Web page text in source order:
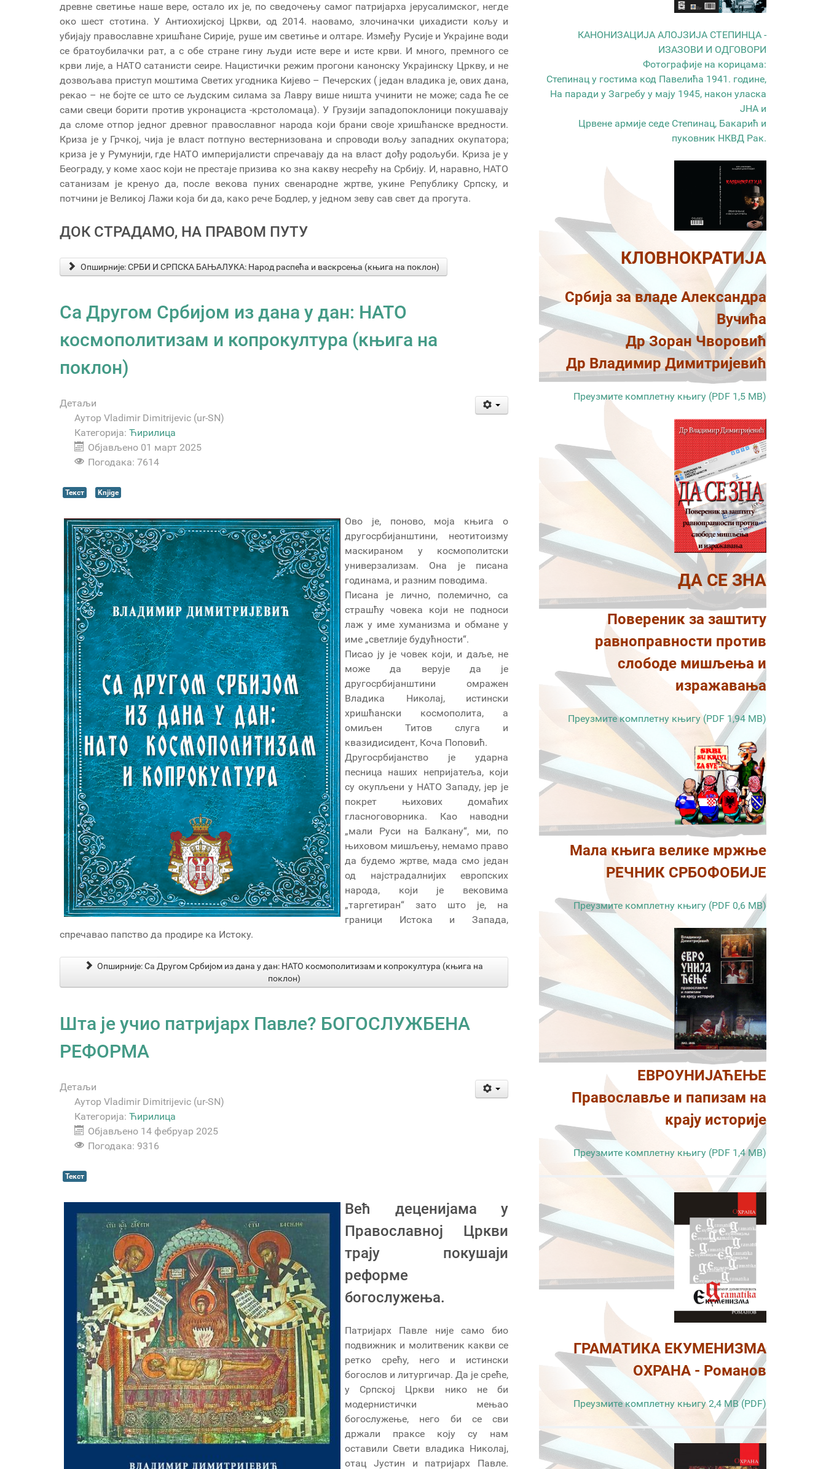
древне светиње наше вере, остало их је, по сведочењу самог патријарха јерусалимског, негде
око шест стотина. У Антиохијској Цркви, од 2014. наовамо, злочиначки џихадисти кољу и
убијају православне хришћане Сирије, руше им светиње и олтаре. Између Русије и Украјине води
се братоубилачки рат, а с обе стране гину људи исте вере и исте крви. И много, премного се
крви лије, а НАТО сатанисти сеире. Нацистички режим прогони канонску Украјинску Цркву, и не
дозвољава приступ моштима Светих угодника Кијево – Печерских ( један владика је, ових дана,
рекао – не бојте се што се људским силама за Лавру више ништа учинити не може; сада ће се
сами свеци борити против укронациста -крстоломаца). У Грузији западопоклоници покушавају
да сломе отпор једног древног православног народа који брани своје хришћанске вредности.
Криза је у Грчкој, чија је власт потпуно вестернизована и спроводи вољу западних окупатора;
криза је у Румунији, где НАТО империјалисти спречавају да на власт дођу родољуби. Криза је у
Београду, у коме хаос који не престаје призива ко зна какву несрећу на Србију. И, наравно, НАТО
сатанизам је кренуо да, после векова пуних свенародне жртве, укине Републику Српску, и
потчини је Великој Лажи која би да, како рече Бодлер, у једном зеву сав свет да прогута.
ДОК СТРАДАМО, НА ПРАВОМ ПУТУ
Опширније: СРБИ И СРПСКА БАЊАЛУКА: Народ распећа и васкрсења (књига на поклон)
Са Другом Србијом из дана у дан: НАТО
космополитизам и копрокултура (књига на
поклон)
Детаљи
Аутор Vladimir Dimitrijevic (ur-SN)
Категорија: Ћирилица
Објављено 01 март 2025
Погодака: 7614
Текст Knjige
Ово је, поново, моја књига о
другосрбијанштини, неотитоизму
маскираном у космополитски
универзализам. Она је писана
годинама, и разним поводима.
Писана је лично, полемично, са
страшћу човека који не подноси
лаж у име хуманизма и обмане у
име „светлије будућности“.
Писао ју је човек који, и даље, не
може да верује да је
другосрбијанштини омражен
Владика Николај, истински
хришћански космополита, а
омиљен Титов слуга и
квазидисидент, Коча Поповић.
Другосрбијанство је ударна
песница наших непријатеља, који
су окупљени у НАТО Западу, јер је
покрет њихових домаћих
гласноговорника. Као наводни
„мали Руси на Балкану“, ми, по
њиховом мишљењу, немамо право
да будемо жртве, мада смо један
од најстрадалнијих европских
народа, који је вековима
„таргетиран“ зато што је, на
граници Истока и Запада,
спречавао папство да продире ка Истоку.
Опширније: Са Другом Србијом из дана у дан: НАТО космополитизам и копрокултура (књига на
поклон)
Шта је учио патријарх Павле? БОГОСЛУЖБЕНА
РЕФОРМА
Детаљи
Аутор Vladimir Dimitrijevic (ur-SN)
Категорија: Ћирилица
Објављено 14 фебруар 2025
Погодака: 9316
Текст
Већ деценијама у
Православној Цркви
трају покушаји
реформе
богослужења.
Патријарх Павле није само био
подвижник и молитвеник какви се
ретко срећу, него и истински
богослов и литургичар. Да је среће,
у Српској Цркви нико не би
модернистички мењао
богослужење, него би се сви
држали праксе коју су нам
оставили Свети владика Николај,
отац Јустин и патријарх Павле.
КАНОНИЗАЦИЈА АЛОЈЗИЈА СТЕПИНЦА -
ИЗАЗОВИ И ОДГОВОРИ
Фотографије на корицама:
Степинац у гостима код Павелића 1941. године,
На паради у Загребу у мају 1945, након уласка
ЈНА и
Црвене армије седе Степинац, Бакарић и
пуковник НКВД Рак.
КЛОВНОКРАТИЈА
Србија за владе Александра
Вучића
Др Зоран Чворовић
Др Владимир Димитријевић
Преузмите комплетну књигу (PDF 1,5 MB)
ДА СЕ ЗНА
Повереник за заштиту
равноправности против
слободе мишљења и
изражавања
Преузмите комплетну књигу (PDF 1,94 MB)
Мала књига велике мржње
РЕЧНИК СРБОФОБИЈЕ
Преузмите комплетну књигу (PDF 0,6 MB)
ЕВРОУНИЈАЋЕЊЕ
Православље и папизам на
крају историје
Преузмите комплетну књигу (PDF 1,4 MB)
ГРАМАТИКА ЕКУМЕНИЗМА
ОХРАНА - Романов
Преузмите комплетну књигу 2,4 MB (PDF)